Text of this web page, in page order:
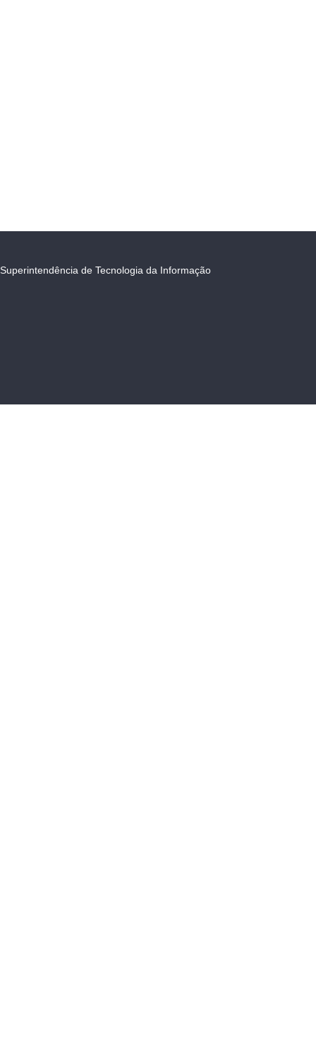
Superintendência de Tecnologia da Informação